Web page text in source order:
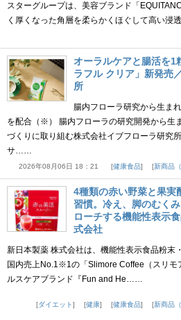
スターグループは、美容ブランド「
く厚くなった角層を柔らかくほぐして高い浸
オーラルケアと腸活を1
ラフル クリア」新発売
所
腸内フローラ研究から生ま
を配合（※） 腸内フローラの研究開発から生
づくりに取り組む株式会社イブフローラ研究
サ……
2026年08月06日 18：21 健康食品 新商品（
4種類の赤い野菜と果実
習慣。冷え、脚のむく
ローチする機能性表示
式会社
新日本製薬 株式会社は、機能性表示食品粉末
国内売上No.1※1の「Slimore Coffee（スリモ
ルスケアブランド『Fun and He……
ダイエット
健康 健康食品 新商品（